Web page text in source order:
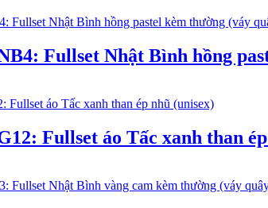
Fullset Nhật Bình hồng
Fullset áo Tấc xanh than